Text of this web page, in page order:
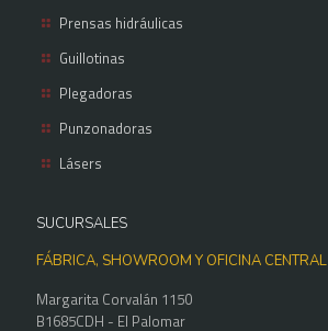
Prensas hidráulicas
Guillotinas
Plegadoras
Punzonadoras
Lásers
SUCURSALES
FÁBRICA, SHOWROOM Y OFICINA CENTRAL
Margarita Corvalán 1150
B1685CDH - El Palomar